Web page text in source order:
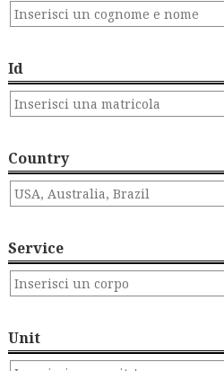
Id
Country
Service
Unit